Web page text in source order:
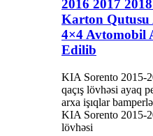
2016 2017
Karton
4×4 Avtomobil
Edilib
KIA Sorento 2015-
qaçış lövhəsi ayaq
arxa işıqlar
KIA Sorento 2015-
lövhəsi